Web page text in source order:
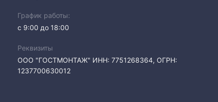
График работы:
с 9:00 до 18:00
Реквизиты
ООО "ГОСТМОНТАЖ" ИНН: 7751268364, ОГРН:
1237700630012